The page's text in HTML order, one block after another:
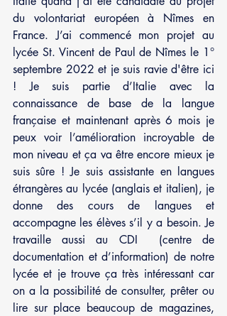
du volontariat européen à Nîmes en
France. J’ai commencé mon projet au
lycée St. Vincent de Paul de Nîmes le 1°
septembre 2022 et je suis ravie d'être ici
! Je suis partie d’Italie avec la
connaissance de base de la langue
française et maintenant après 6 mois je
peux voir l’amélioration incroyable de
mon niveau et ça va être encore mieux je
suis sûre ! Je suis assistante en langues
étrangères au lycée (anglais et italien), je
donne des cours de langues et
accompagne les élèves s’il y a besoin. Je
travaille aussi au CDI  (centre de
documentation et d’information) de notre
lycée et je trouve ça très intéressant car
on a la possibilité de consulter, prêter ou
lire sur place beaucoup de magazines,